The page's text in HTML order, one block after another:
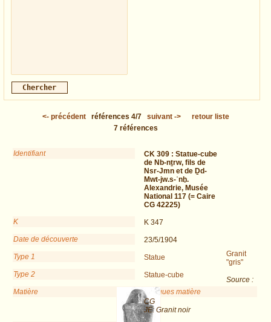
<- précédent références 4/7 suivant->
retour liste
7 références
Identifiant CK 309 : Statue-cube
de Nb-nṯrw, fils de
Nsr-Jmn et de Ḏd-
Mwt-jw.s-ʿnḫ.
Alexandrie, Musée
National 117 (= Caire
CG 42225)
K
K 347
Date de découverte
23/5/1904
Type 1
Statue
Type 2
Statue-cube
Matière
Granit
"gris"
Remarques matière
Source :
CG
JE: Granit noir